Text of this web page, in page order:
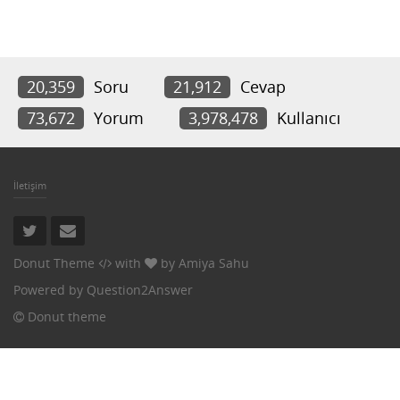
20,359 Soru 21,912
Cevap
73,672
Yorum 3,978,478 Kullanıcı
İletişim
Donut Theme with by Amiya Sahu
Powered by Question2Answer
Donut theme